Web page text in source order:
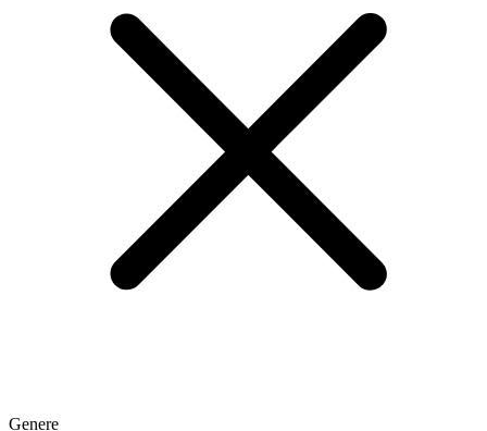
Genere